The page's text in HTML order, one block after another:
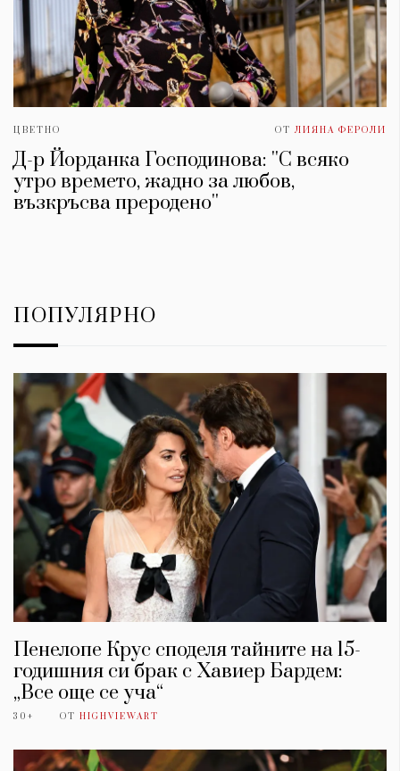
ЦВЕТНО ОТ ЛИЯНА ФЕРОЛИ
Д-р Йорданка Господинова: ''С всяко
утро времето, жадно за любов,
възкръсва преродено''
ПОПУЛЯРНО
Пенелопе Крус споделя тайните на 15-
годишния си брак с Хавиер Бардем:
„Все още се уча“
30+ ОТ HIGHVIEWART